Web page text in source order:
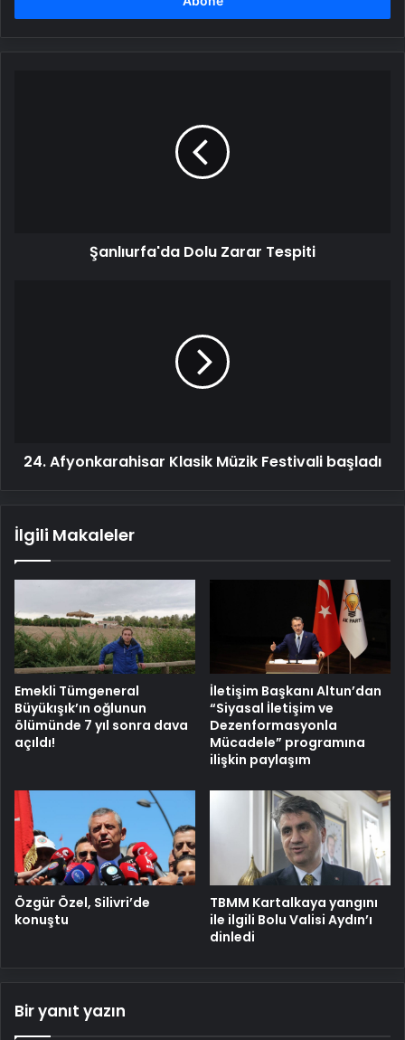
Şanlıurfa'da Dolu Zarar Tespiti
24. Afyonkarahisar Klasik Müzik Festivali başladı
İlgili Makaleler
Emekli Tümgeneral
Büyükışık’ın oğlunun
ölümünde 7 yıl sonra dava
açıldı!
İletişim Başkanı Altun’dan
“Siyasal İletişim ve
Dezenformasyonla
Mücadele” programına
ilişkin paylaşım
Özgür Özel, Silivri’de
konuştu
TBMM Kartalkaya yangını
ile ilgili Bolu Valisi Aydın’ı
dinledi
Bir yanıt yazın